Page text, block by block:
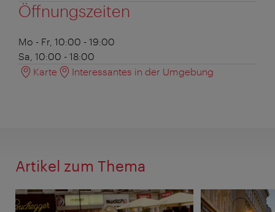
Öffnungszeiten
Mo - Fr, 10:00 - 19:00
Sa, 10:00 - 18:00
Karte
Interessantes in der Umgebung
Artikel zum Thema